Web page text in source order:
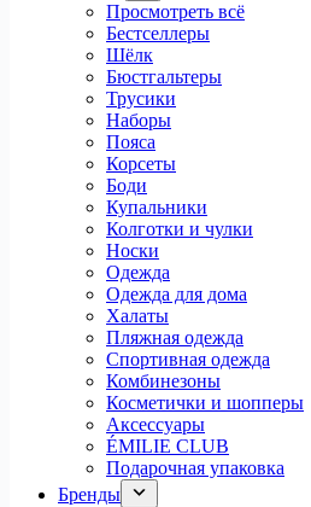
Просмотреть всё
Бестселлеры
Шёлк
Бюстгальтеры
Трусики
Наборы
Пояса
Корсеты
Боди
Купальники
Колготки и чулки
Носки
Одежда
Одежда для дома
Халаты
Пляжная одежда
Спортивная одежда
Комбинезоны
Косметички и шопперы
Аксессуары
ÉMILIE CLUB
Подарочная упаковка
Бренды